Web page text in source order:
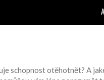
schopnost otěhotnět? A